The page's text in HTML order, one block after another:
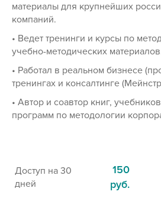
материалы для крупнейших
компаний.
• Ведет тренинги и курсы по
учебно-методических
• Работал в реальном бизнесе
тренингах и консалтинге
• Автор и соавтор книг,
программ по методологии
Доступ на 30
дней
150
руб.